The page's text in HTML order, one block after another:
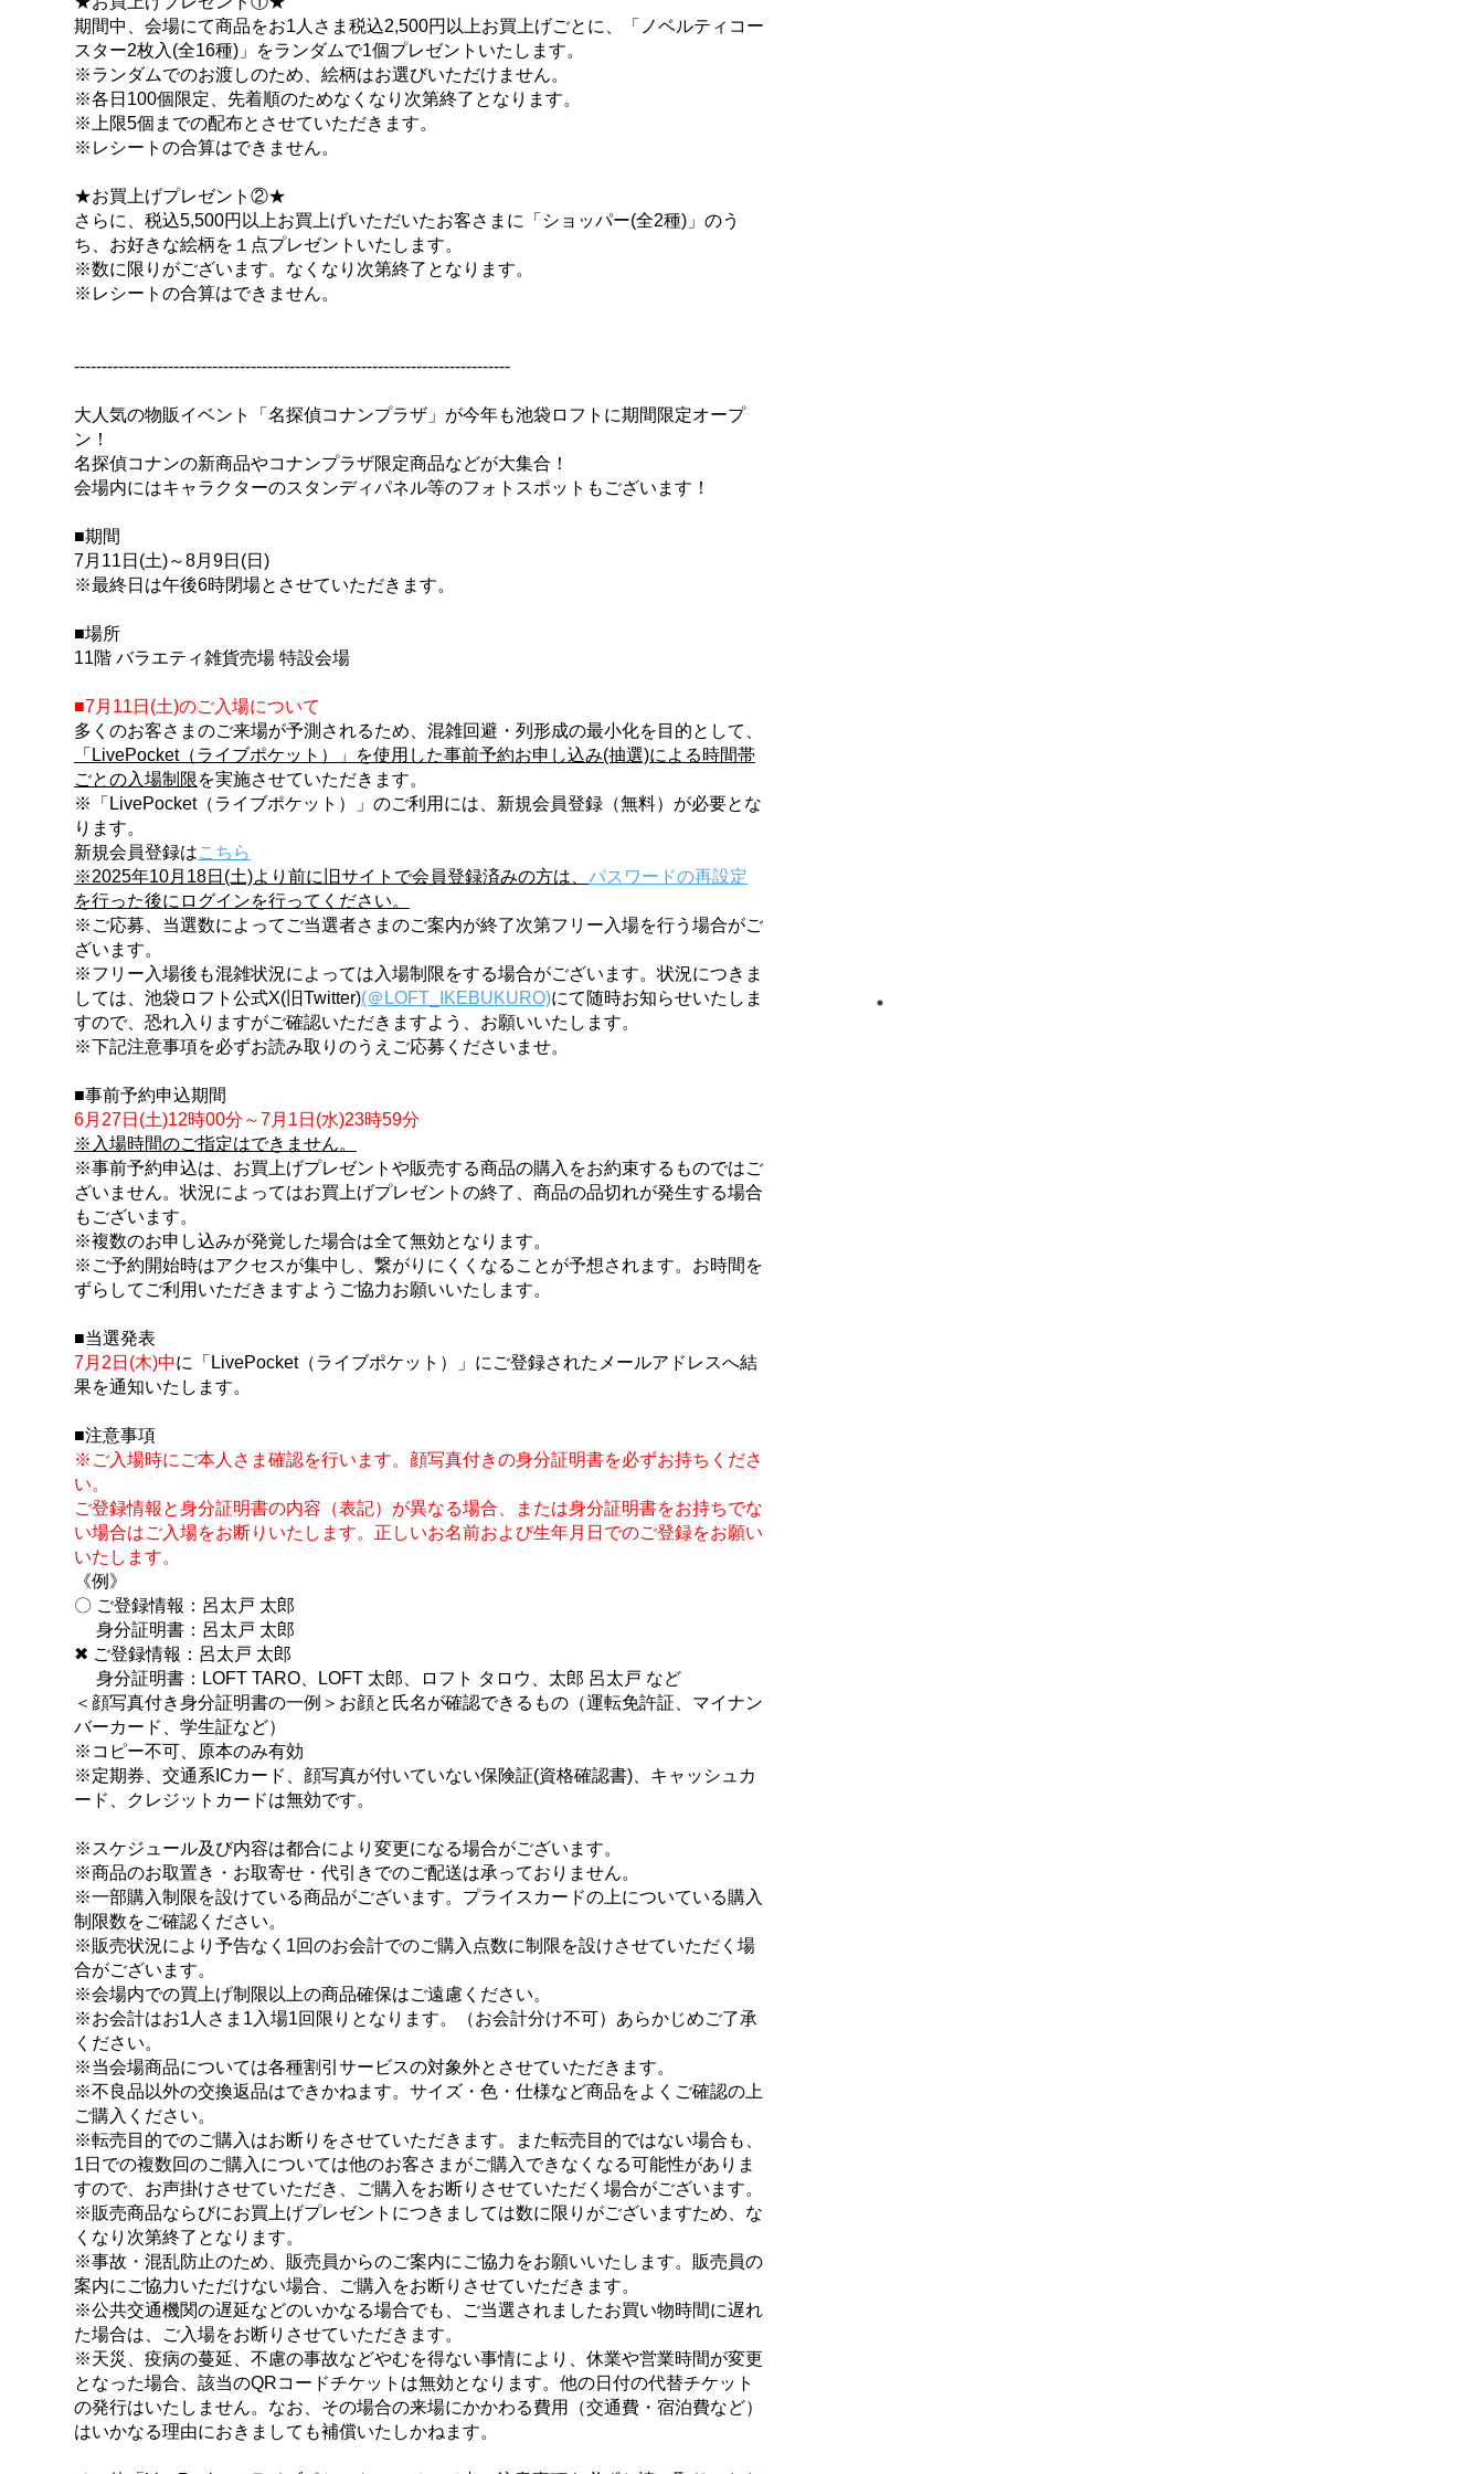
期間中、会場にて商品をお1人さま税込2,500円以上お買上げごとに、「ノベルティコー
スター2枚入(全16種)」をランダムで1個プレゼントいたします。
※ランダムでのお渡しのため、絵柄はお選びいただけません。
※各日100個限定、先着順のためなくなり次第終了となります。
※上限5個までの配布とさせていただきます。
※レシートの合算はできません。
★お買上げプレゼント②★
さらに、税込5,500円以上お買上げいただいたお客さまに「ショッパー(全2種)」のう
ち、お好きな絵柄を１点プレゼントいたします。
※数に限りがございます。なくなり次第終了となります。
※レシートの合算はできません。
-------------------------------------------------------------------------------
大人気の物販イベント「名探偵コナンプラザ」が今年も池袋ロフトに期間限定オープ
ン！
名探偵コナンの新商品やコナンプラザ限定商品などが大集合！
会場内にはキャラクターのスタンディパネル等のフォトスポットもございます！
■期間
7月11日(土)～8月9日(日)
※最終日は午後6時閉場とさせていただきます。
■場所
11階 バラエティ雑貨売場 特設会場
■7月11日(土)のご入場について
多くのお客さまのご来場が予測されるため、混雑回避・列形成の最小化を目的として、
「LivePocket（ライブポケット）」を使用した事前予約お申し込み(抽選)による時間帯
ごとの入場制限を実施させていただきます。
※「LivePocket（ライブポケット）」のご利用には、新規会員登録（無料）が必要とな
ります。
新規会員登録はこちら
※2025年10月18日(土)より前に旧サイトで会員登録済みの方は、 パスワードの再設定
を行った後にログインを行ってください。
※ご応募、当選数によってご当選者さまのご案内が終了次第フリー入場を行う場合がご
ざいます。
※フリー入場後も混雑状況によっては入場制限をする場合がございます。状況につきま
しては、池袋ロフト公式X(旧Twitter)(＠LOFT_IKEBUKURO)にて随時お知らせいたしま
すので、恐れ入りますがご確認いただきますよう、お願いいたします。
※下記注意事項を必ずお読み取りのうえご応募くださいませ。
■事前予約申込期間
6月27日(土)12時00分～7月1日(水)23時59分
※入場時間のご指定はできません。
※事前予約申込は、お買上げプレゼントや販売する商品の購入をお約束するものではご
ざいません。状況によってはお買上げプレゼントの終了、商品の品切れが発生する場合
もございます。
※複数のお申し込みが発覚した場合は全て無効となります。
※ご予約開始時はアクセスが集中し、繋がりにくくなることが予想されます。お時間を
ずらしてご利用いただきますようご協力お願いいたします。
■当選発表
7月2日(木)中に「LivePocket（ライブポケット）」にご登録されたメールアドレスへ結
果を通知いたします。
■注意事項
※ご入場時にご本人さま確認を行います。顔写真付きの身分証明書を必ずお持ちくださ
い。
ご登録情報と身分証明書の内容（表記）が異なる場合、または身分証明書をお持ちでな
い場合はご入場をお断りいたします。正しいお名前および生年月日でのご登録をお願い
いたします。
《例》
〇 ご登録情報：呂太戸 太郎
身分証明書：呂太戸 太郎
✖ ご登録情報：呂太戸 太郎
身分証明書：LOFT TARO、LOFT 太郎、ロフト タロウ、太郎 呂太戸 など
＜顔写真付き身分証明書の一例＞お顔と氏名が確認できるもの（運転免許証、マイナン
バーカード、学生証など）
※コピー不可、原本のみ有効
※定期券、交通系ICカード、顔写真が付いていない保険証(資格確認書)、キャッシュカ
ード、クレジットカードは無効です。
※スケジュール及び内容は都合により変更になる場合がございます。
※商品のお取置き・お取寄せ・代引きでのご配送は承っておりません。
※一部購入制限を設けている商品がございます。プライスカードの上についている購入
制限数をご確認ください。
※販売状況により予告なく1回のお会計でのご購入点数に制限を設けさせていただく場
合がございます。
※会場内での買上げ制限以上の商品確保はご遠慮ください。
※お会計はお1人さま1入場1回限りとなります。（お会計分け不可）あらかじめご了承
ください。
※当会場商品については各種割引サービスの対象外とさせていただきます。
※不良品以外の交換返品はできかねます。サイズ・色・仕様など商品をよくご確認の上
ご購入ください。
※転売目的でのご購入はお断りをさせていただきます。また転売目的ではない場合も、
1日での複数回のご購入については他のお客さまがご購入できなくなる可能性がありま
すので、お声掛けさせていただき、ご購入をお断りさせていただく場合がございます。
※販売商品ならびにお買上げプレゼントにつきましては数に限りがございますため、な
くなり次第終了となります。
※事故・混乱防止のため、販売員からのご案内にご協力をお願いいたします。販売員の
案内にご協力いただけない場合、ご購入をお断りさせていただきます。
※公共交通機関の遅延などのいかなる場合でも、ご当選されましたお買い物時間に遅れ
た場合は、ご入場をお断りさせていただきます。
※天災、疫病の蔓延、不慮の事故などやむを得ない事情により、休業や営業時間が変更
となった場合、該当のQRコードチケットは無効となります。他の日付の代替チケット
の発行はいたしません。なお、その場合の来場にかかわる費用（交通費・宿泊費など）
はいかなる理由におきましても補償いたしかねます。